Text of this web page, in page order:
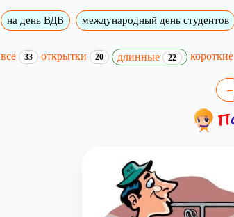
на день ВДВ международный день студентов
все 33 открытки 20 длинные 22 короткие
←